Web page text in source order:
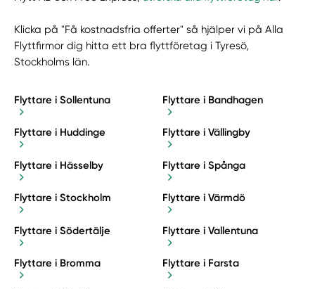
Klicka på "Få kostnadsfria offerter" så hjälper vi på Alla
Flyttfirmor dig hitta ett bra flyttföretag i Tyresö,
Stockholms län.
Flyttare i Sollentuna Flyttare i Bandhagen
Flyttare i Huddinge Flyttare i Vällingby
Flyttare i Hässelby Flyttare i Spånga
Flyttare i Stockholm Flyttare i Värmdö
Flyttare i Södertälje Flyttare i Vallentuna
Flyttare i Bromma Flyttare i Farsta